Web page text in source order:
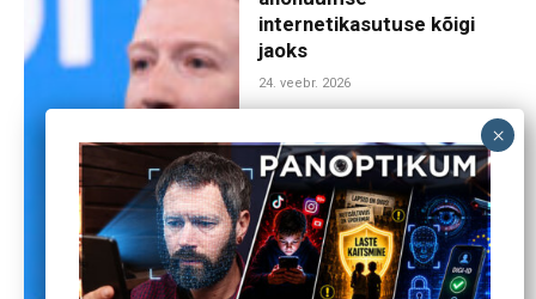
internetikasutuse kõigi
jaoks
24. veebr. 2026